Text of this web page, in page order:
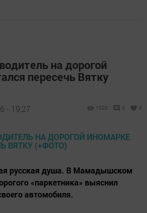
на дорогой
пересечь Вятку
- 19:27 1020 0 0
русская душа. В Мамадышском
«паркетника» выяснил
автомобиля.